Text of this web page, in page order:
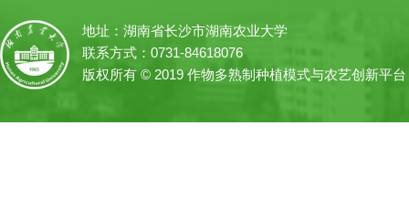
地址：湖南省长沙市湖南农业大学
联系方式：0731-84618076
版权所有 © 2019 作物多熟制种植模式与农艺创新平台